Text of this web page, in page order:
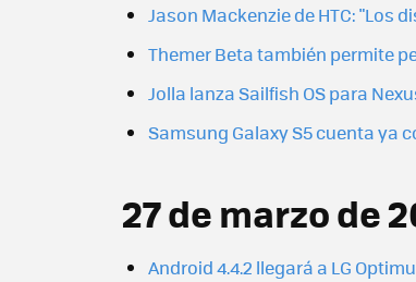
Jason Mackenzie de HTC:
Themer Beta también permite
Jolla lanza Sailfish OS para
Samsung Galaxy S5 cuenta ya
27 de marzo de
Android 4.4.2 llegará a LG